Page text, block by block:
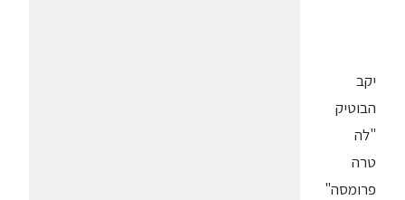
יקב
הבוטיק
"לה
טרה
פרומסה"